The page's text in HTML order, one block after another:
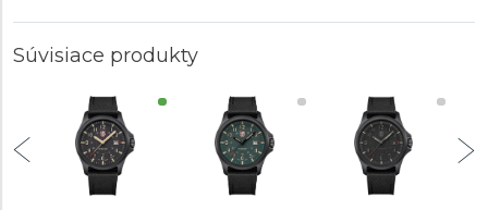
Súvisiace produkty